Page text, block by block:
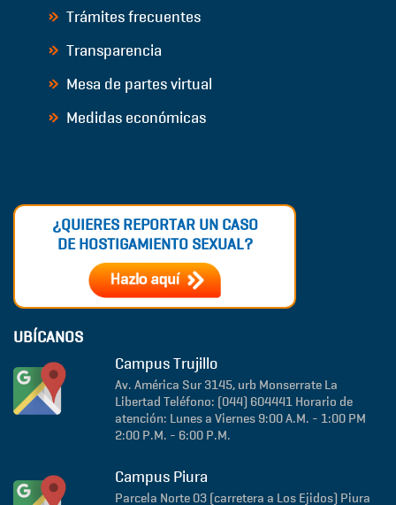
Trámites frecuentes
Transparencia
Mesa de partes virtual
Medidas económicas
¿QUIERES REPORTAR UN CASO
DE HOSTIGAMIENTO SEXUAL?
UBÍCANOS
Campus Trujillo
Av. América Sur 3145, urb Monserrate La
Libertad Teléfono: (044) 604441 Horario de
atención: Lunes a Viernes 9:00 A.M. - 1:00 PM
2:00 P.M. - 6:00 P.M.
Campus Piura
Parcela Norte 03 (carretera a Los Ejidos) Piura